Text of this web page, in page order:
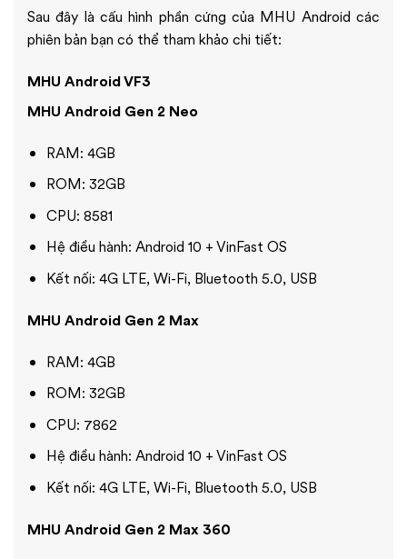
Sau đây là cấu hình phần cứng của MHU Android các
phiên bản bạn có thể tham khảo chi tiết:
MHU Android VF3
MHU Android Gen 2 Neo
RAM: 4GB
ROM: 32GB
CPU: 8581
Hệ điều hành: Android 10 + VinFast OS
Kết nối: 4G LTE, Wi-Fi, Bluetooth 5.0, USB
MHU Android Gen 2 Max
RAM: 4GB
ROM: 32GB
CPU: 7862
Hệ điều hành: Android 10 + VinFast OS
Kết nối: 4G LTE, Wi-Fi, Bluetooth 5.0, USB
MHU Android Gen 2 Max 360